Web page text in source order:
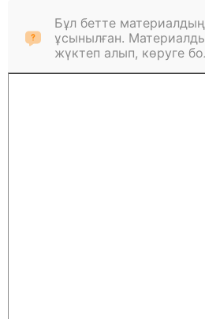
Бұл бетте
ұсынылған.
жүктеп алып, көруге